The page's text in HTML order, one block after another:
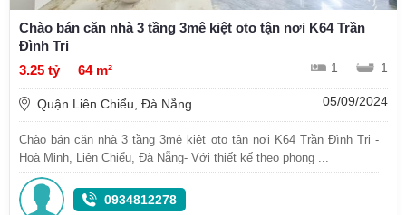
Chào bán căn nhà 3 tầng 3mê kiệt oto tận nơi K64 Trần
Đình Tri
3.25 tỷ
64 m² 1 1
Quận Liên Chiểu, Đà Nẵng 05/09/2024
Chào bán căn nhà 3 tầng 3mê kiệt oto tận nơi K64 Trần Đình Tri -
Hoà Minh, Liên Chiểu, Đà Nẵng- Với thiết kế theo phong ...
0934812278